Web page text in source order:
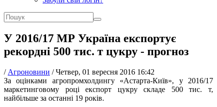
У 2016/17 МР Україна експортує
рекордні 500 тис. т цукру - прогноз
/ Агроновини /Четвер, 01 вересня 2016 16:42
За оцінками агропромхолдингу «Астарта-Київ», у 2016/17
маркетинговому році експорт цукру складе 500 тис. т,
найбільше за останні 19 років.